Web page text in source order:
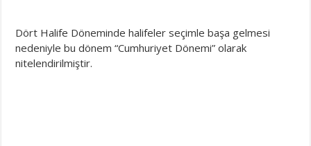
Dört Halife Döneminde halifeler seçimle başa gelmesi
nedeniyle bu dönem “Cumhuriyet Dönemi” olarak
nitelendirilmiştir.